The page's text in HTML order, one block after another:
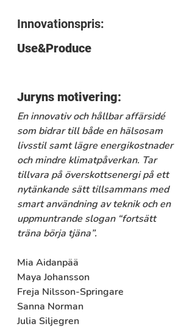
Innovationspris:
Use&Produce
Juryns motivering:
En innovativ och hållbar affärsidé
som bidrar till både en hälsosam
livsstil samt lägre energikostnader
och mindre klimatpåverkan. Tar
tillvara på överskottsenergi på ett
nytänkande sätt tillsammans med
smart användning av teknik och en
uppmuntrande slogan “fortsätt
träna börja tjäna”.
Mia Aidanpää
Maya Johansson
Freja Nilsson-Springare
Sanna Norman
Julia Siljegren